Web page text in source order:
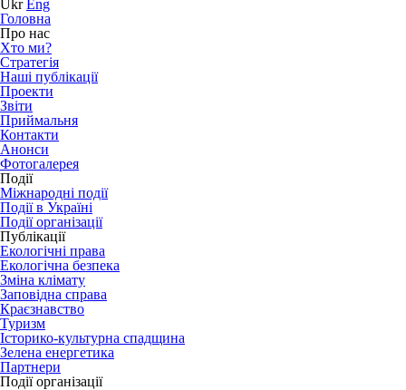
Ukr Eng
Головна
Про нас
Хто ми?
Стратегія
Наші публікації
Проекти
Звіти
Приймальня
Контакти
Анонси
Фотогалерея
Події
Міжнародні події
Події в Україні
Події організації
Публікації
Екологічні права
Екологічна безпека
Зміна клімату
Заповідна справа
Краєзнавство
Туризм
Історико-культурна спадщина
Зелена енергетика
Партнери
Події організації